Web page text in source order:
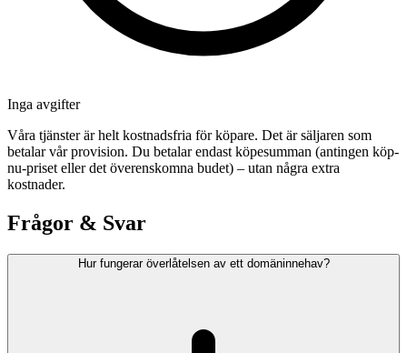
Inga avgifter
Våra tjänster är helt kostnadsfria för köpare. Det är säljaren som
betalar vår provision. Du betalar endast köpesumman (antingen köp-
nu-priset eller det överenskomna budet) – utan några extra
kostnader.
Frågor & Svar
Hur fungerar överlåtelsen av ett domäninnehav?